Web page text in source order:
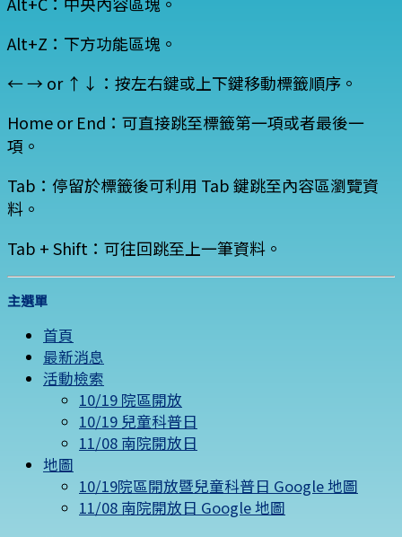
Alt+Z：下方功能區塊。
← → or ↑↓：按左右鍵或上下鍵移動標籤順序。
Home or End：可直接跳至標籤第一項或者最後一
項。
Tab：停留於標籤後可利用 Tab 鍵跳至內容區瀏覽資
料。
Tab + Shift：可往回跳至上一筆資料。
主選單
首頁
最新消息
活動檢索
10/19 院區開放
10/19 兒童科普日
11/08 南院開放日
地圖
10/19院區開放暨兒童科普日 Google 地圖
11/08 南院開放日 Google 地圖